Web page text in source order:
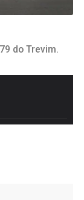
do Trevim.